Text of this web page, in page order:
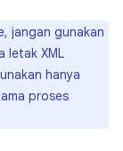
jangan gunakan
letak XML
hanya
proses